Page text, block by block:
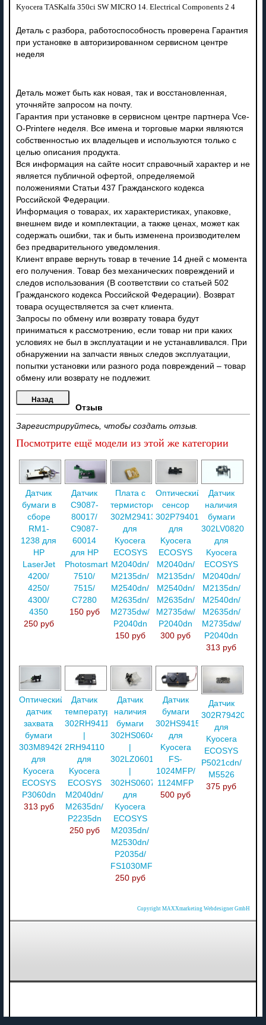
Kyocera TASKalfa 350ci SW MICRO 14. Electrical Components 2 4
Деталь с разбора, работоспособность проверена Гарантия
при установке в авторизированном сервисном центре
неделя
Деталь может быть как новая, так и восстановленная,
уточняйте запросом на почту.
Гарантия при установке в сервисном центре партнера Vce-
O-Printere неделя. Все имена и торговые марки являются
собственностью их владельцев и используются только с
целью описания продукта.
Вся информация на сайте носит справочный характер и не
является публичной офертой, определяемой
положениями Статьи 437 Гражданского кодекса
Российской Федерации.
Информация о товарах, их характеристиках, упаковке,
внешнем виде и комплектации, а также ценах, может как
содержать ошибки, так и быть изменена производителем
без предварительного уведомления.
Клиент вправе вернуть товар в течение 14 дней с момента
его получения. Товар без механических повреждений и
следов использования (В соответствии со статьей 502
Гражданского кодекса Российской Федерации). Возврат
товара осуществляется за счет клиента.
Запросы по обмену или возврату товара будут
приниматься к рассмотрению, если товар ни при каких
условиях не был в эксплуатации и не устанавливался. При
обнаружении на запчасти явных следов эксплуатации,
попытки установки или разного рода повреждений – товар
обмену или возврату не подлежит.
Отзыв
Зарегистрируйтесь, чтобы создать отзыв.
Посмотрите ещё модели из этой же категории
Датчик
бумаги в
сборе
RM1-
1238 для
HP
LaserJet
4200/
4250/
4300/
4350
250 руб
Датчик
C9087-
80017/
C9087-
60014
для HP
Photosmart
7510/
7515/
C7280
150 руб
Плата с
термистором
302M294130
для
Kyocera
ECOSYS
M2040dn/
M2135dn/
M2540dn/
M2635dn/
M2735dw/
P2040dn
150 руб
Оптический
сенсор
302P794010
для
Kyocera
ECOSYS
M2040dn/
M2135dn/
M2540dn/
M2635dn/
M2735dw/
P2040dn
300 руб
Датчик
наличия
бумаги
302LV08201
для
Kyocera
ECOSYS
M2040dn/
M2135dn/
M2540dn/
M2635dn/
M2735dw/
P2040dn
313 руб
Оптический
датчик
захвата
бумаги
303M894260
для
Kyocera
ECOSYS
P3060dn
313 руб
Датчик
температуры
302RH94110
|
2RH94110
для
Kyocera
ECOSYS
M2040dn/
M2635dn/
P2235dn
250 руб
Датчик
наличия
бумаги
302HS06040
|
302LZ06011
|
302HS06071
для
Kyocera
ECOSYS
M2035dn/
M2530dn/
P2035d/
FS1030MFP
250 руб
Датчик
бумаги
302HS94150
для
Kyocera
FS-
1024MFP/
1124MFP
500 руб
Датчик
302R794200
для
Kyocera
ECOSYS
P5021cdn/
M5526
375 руб
Copyright MAXXmarketing Webdesigner GmbH